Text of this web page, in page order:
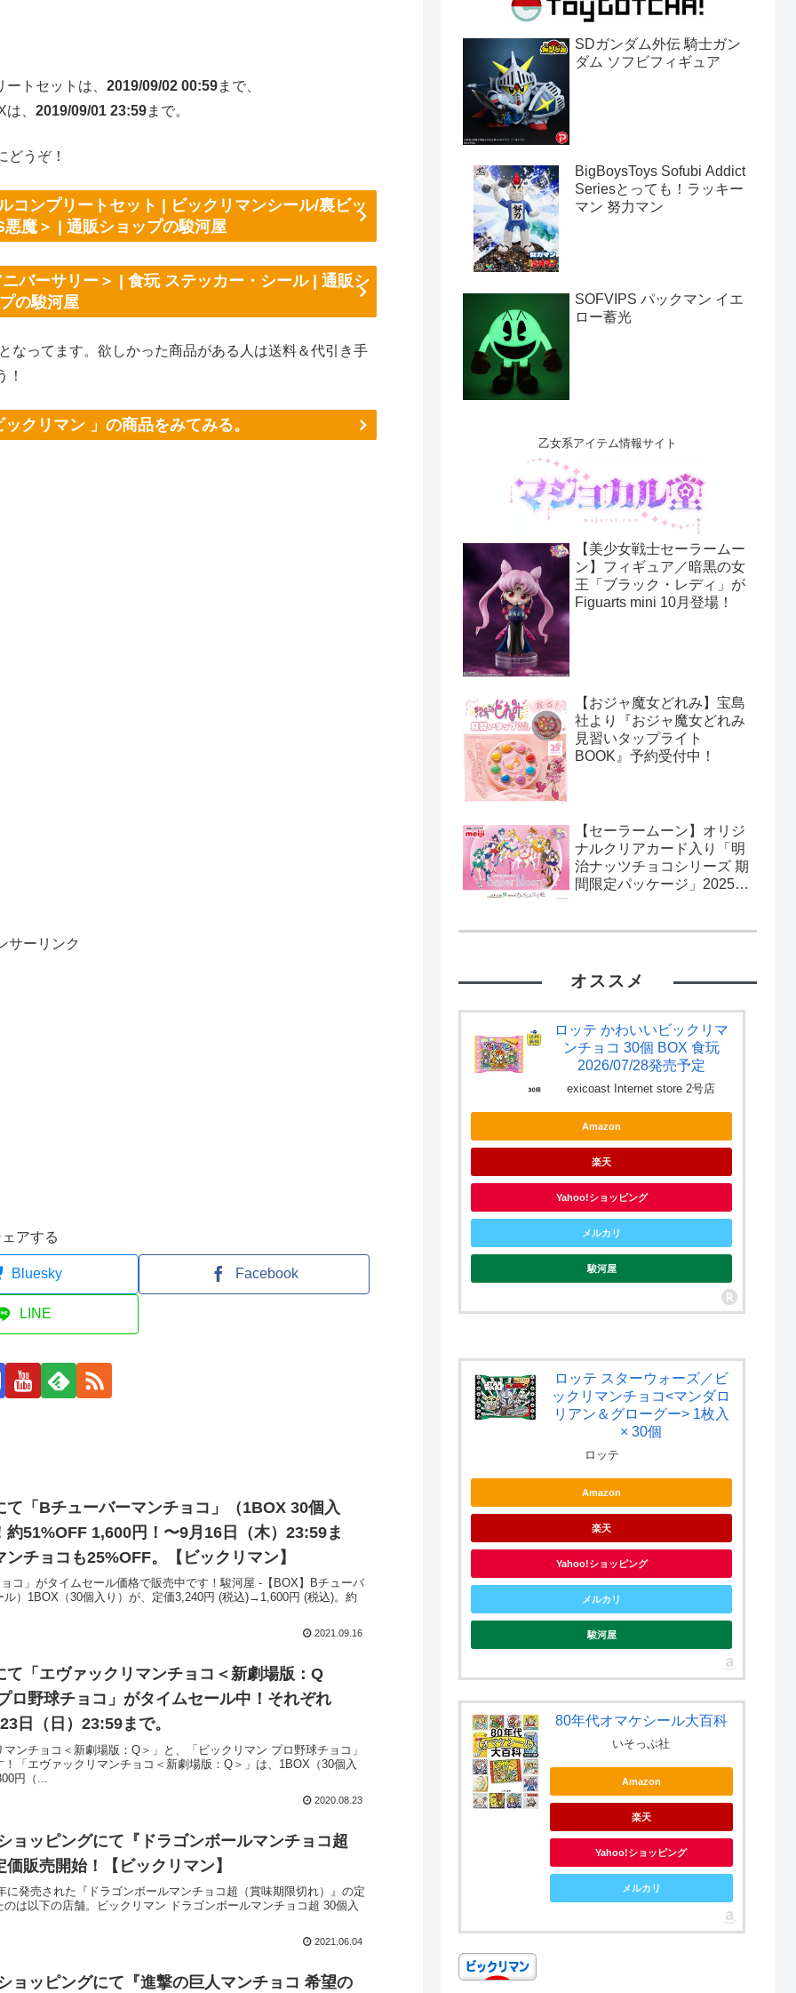
トセットは、 2019/09/02 00:59まで、
、 2019/09/01 23:59まで。
どうぞ！
ンプリートセット | ビックリマンシール/裏ビッ
魔＞ | 通販ショップの駿河屋
バーサリー＞ | 食玩 ステッカー・シール | 通販シ
の駿河屋
なってます。欲しかった商品がある人は送料＆代引き手
！
クリマン 」の商品をみてみる。
サーリンク
アする
Bluesky Facebook
LINE
て「Bチューバーマンチョコ」（1BOX 30個入
51%OFF 1,600円！〜9月16日（木）23:59ま
チョコも25%OFF。【ビックリマン】
コ」がタイムセール価格で販売中です！駿河屋 -【BOX】Bチューバ
）1BOX（30個入り）が、定価3,240円 (税込)→1,600円 (税込)。約
2021.09.16
て「エヴァックリマンチョコ＜新劇場版：Q
ロ野球チョコ」がタイムセール中！それぞれ
日（日）23:59まで。
ンチョコ＜新劇場版：Q＞」と、「ビックリマン プロ野球チョコ」
「エヴァックリマンチョコ＜新劇場版：Q＞」は、1BOX（30個入
円（...
2020.08.23
ョッピングにて『ドラゴンボールマンチョコ超
販売開始！【ビックリマン】
に発売された『ドラゴンボールマンチョコ超（賞味期限切れ）』の定
は以下の店舗。ビックリマン ドラゴンボールマンチョコ超 30個入
2021.06.04
ョッピングにて『進撃の巨人マンチョコ 希望の
SDガンダム外伝 騎士ガン
ダム ソフビフィギュア
BigBoysToys Sofubi Addict
Seriesとっても！ラッキー
マン 努力マン
SOFVIPS パックマン イエ
ロー蓄光
乙女系アイテム情報サイト
【美少女戦士セーラームー
ン】フィギュア／暗黒の女
王「ブラック・レディ」が
Figuarts mini 10月登場！
【おジャ魔女どれみ】宝島
社より『おジャ魔女どれみ
見習いタップライト
BOOK』予約受付中！
【セーラームーン】オリジ
ナルクリアカード入り「明
治ナッツチョコシリーズ 期
間限定パッケージ」2025年
オススメ
ロッテ かわいいビックリマ
ンチョコ 30個 BOX 食玩
2026/07/28発売予定
exicoast Internet store 2号店
Amazon
楽天
Yahoo!ショッピング
メルカリ
駿河屋
ロッテ スターウォーズ／ビ
ックリマンチョコ<マンダロ
リアン＆グローグー> 1枚入
× 30個
ロッテ
Amazon
楽天
Yahoo!ショッピング
メルカリ
駿河屋
80年代オマケシール大百科
いそっぷ社
Amazon
楽天
Yahoo!ショッピング
メルカリ